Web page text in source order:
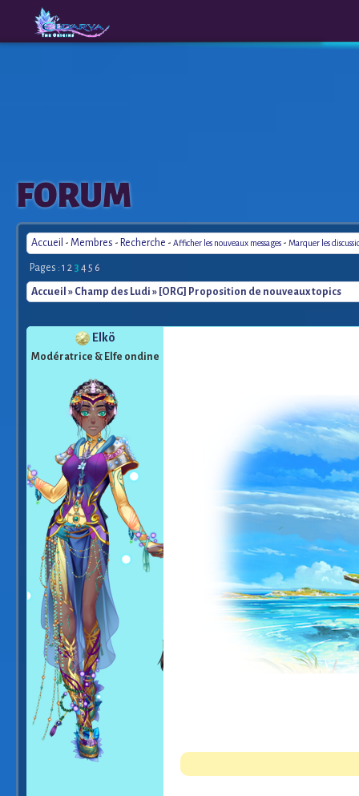
The
Origins
FORUM
Accueil - Membres - Recherche - Afficher les nouveaux messages - Marquer les
Pages : 1 2 3 45 6
Accueil » Champ des Ludi » [ORG] Proposition de nouveaux topics
Elkö
Modératrice & Elfe ondine